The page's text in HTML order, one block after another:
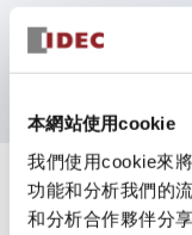
本網站使用cookie
我們使用cookie來
功能和分析我們的
和分析合作夥伴分
附鎖選擇開關採
防護結構為IP65
規格